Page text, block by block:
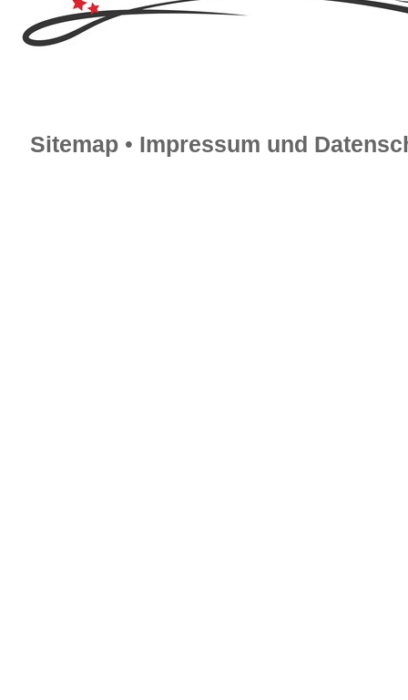
Sitemap • Impressum und